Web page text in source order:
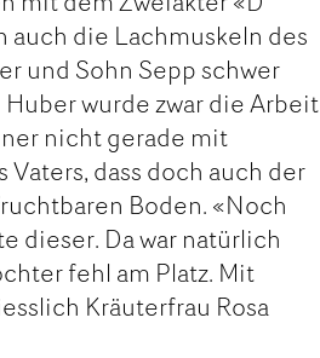
auch die Lachmuskeln des
und Sohn Sepp schwer
wurde zwar die Arbeit
nicht gerade mit
dass doch auch der
Boden. «Noch
dieser. Da war natürlich
fehl am Platz. Mit
Kräuterfrau Rosa